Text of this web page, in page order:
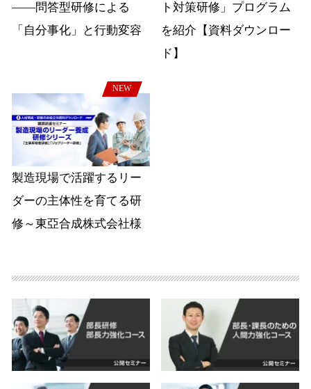
――問答型研修による
「自分事化」と行動変容
ト対策研修」プログラム
を紹介【資料ダウンロー
ド】
NEW
製造現場で活躍するリー
ダーの主体性を育てる研
修～東亞合成株式会社様